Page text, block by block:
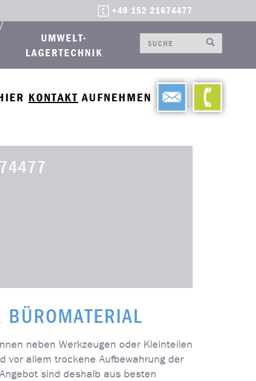
+49 152 21674477
UMWELT-
LAGERTECHNIK
KONTAKT AUFNEHMEN
BÜROMATERIAL
neben Werkzeugen oder Kleinteilen
vor allem trockene Aufbewahrung der
sind deshalb aus besten